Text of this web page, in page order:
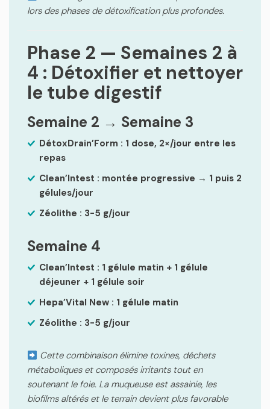
lors des phases de détoxification plus profondes.
Phase 2 — Semaines 2 à
4 : Détoxifier et nettoyer
le tube digestif
Semaine 2 → Semaine 3
DétoxDrain’Form : 1 dose, 2×/jour entre les
repas
Clean’Intest : montée progressive → 1 puis 2
gélules/jour
Zéolithe : 3-5 g/jour
Semaine 4
Clean’Intest : 1 gélule matin + 1 gélule
déjeuner + 1 gélule soir
Hepa’Vital New : 1 gélule matin
Zéolithe : 3-5 g/jour
Cette combinaison élimine toxines, déchets
métaboliques et composés irritants tout en
soutenant le foie. La muqueuse est assainie, les
biofilms altérés et le terrain devient plus favorable